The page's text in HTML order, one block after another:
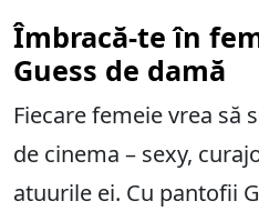
Îmbracă-te în
Guess de damă
Fiecare femeie vrea să
de cinema – sexy,
atuurile ei. Cu pantofii